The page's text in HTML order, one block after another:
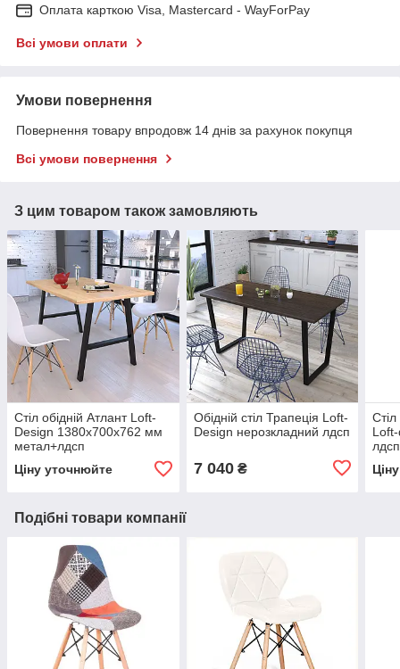
Оплата карткою Visa, Mastercard - WayForPay
Всі умови оплати
Умови повернення
Повернення товару впродовж 14 днів за рахунок покупця
Всі умови повернення
З цим товаром також замовляють
Стіл обідній Атлант Loft-
Design 1380х700х762 мм
метал+лдсп
Ціну уточнюйте
Обідній стіл Трапеція Loft-
Design нерозкладний лдсп
7 040₴
Подібні товари компанії